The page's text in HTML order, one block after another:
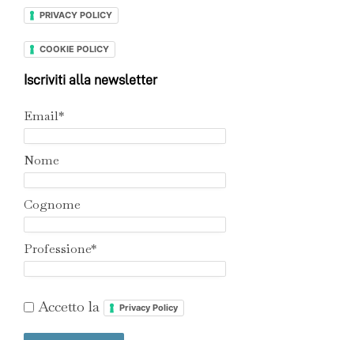
PRIVACY POLICY
COOKIE POLICY
Iscriviti alla newsletter
Email*
Nome
Cognome
Professione*
Accetto la Privacy Policy